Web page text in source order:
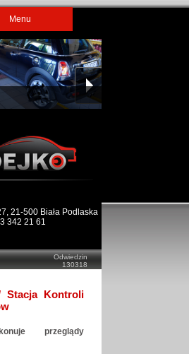
Menu
21-500 Biała Podlaska
342 21 61
Odwiedzin
130318
Kontroli
przeglądy